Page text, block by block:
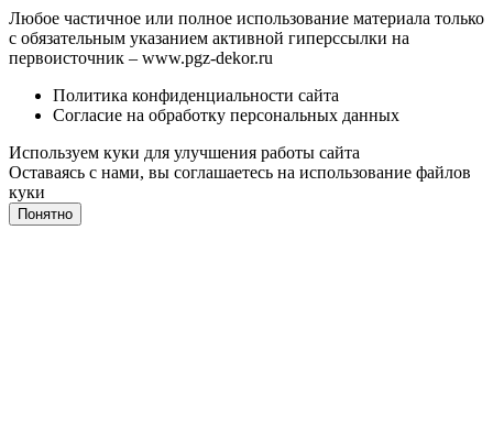
Любое частичное или полное использование материала только
с обязательным указанием активной гиперссылки на
первоисточник – www.pgz-dekor.ru
Политика конфиденциальности сайта
Согласие на обработку персональных данных
Используем куки для улучшения работы сайта
Оставаясь с нами, вы соглашаетесь на использование файлов
куки
Понятно